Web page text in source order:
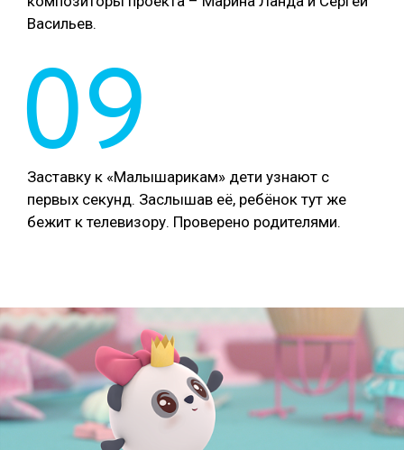
Васильев.
09
Заставку к «Малышарикам» дети узнают с
первых секунд. Заслышав её, ребёнок тут же
бежит к телевизору. Проверено родителями.